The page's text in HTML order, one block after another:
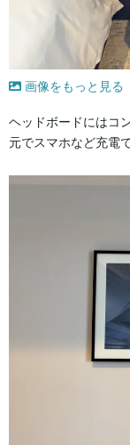
画像をもっと見る
ヘッドボードにはコ
元でスマホなど充電